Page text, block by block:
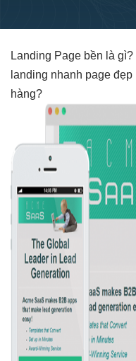
Landing Page bền là gì?
landing nhanh page đẹp
hàng?